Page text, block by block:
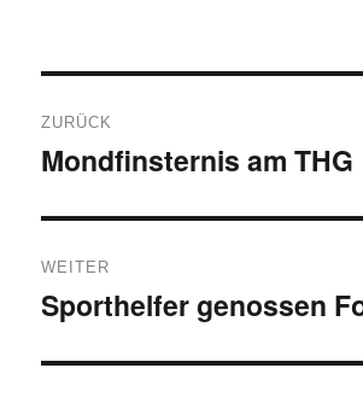
ZURÜCK
Vorheriger
Mondfinsternis am THG
WEITER
Nächster
Sporthelfer genossen